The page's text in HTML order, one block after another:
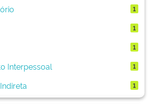
1
1
1
Interpessoal 1
1